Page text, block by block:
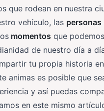
que rodean en nuestra
vehículo, las personas
momentos que
de nuestro día a
tu propia historia
animas es posible que
y así puedas
en este mismo